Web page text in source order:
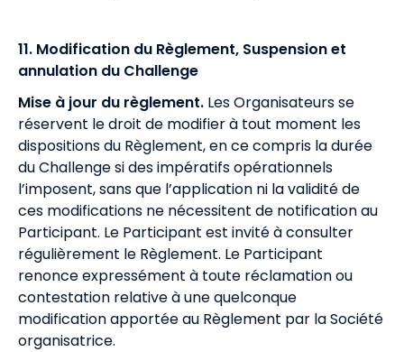
11. Modification du Règlement, Suspension et
annulation du Challenge
Mise à jour du règlement. Les Organisateurs se
réservent le droit de modifier à tout moment les
dispositions du Règlement, en ce compris la durée
du Challenge si des impératifs opérationnels
l’imposent, sans que l’application ni la validité de
ces modifications ne nécessitent de notification au
Participant. Le Participant est invité à consulter
régulièrement le Règlement. Le Participant
renonce expressément à toute réclamation ou
contestation relative à une quelconque
modification apportée au Règlement par la Société
organisatrice.